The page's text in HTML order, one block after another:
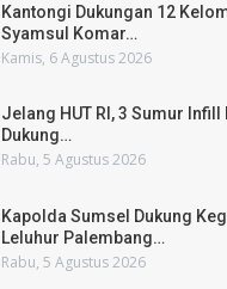
Kantongi Dukungan 12
Syamsul Komar…
Kamis, 6 Agustus 2026
Jelang HUT RI, 3 Sumur
Dukung…
Rabu, 5 Agustus 2026
Kapolda Sumsel Dukung
Leluhur Palembang…
Rabu, 5 Agustus 2026